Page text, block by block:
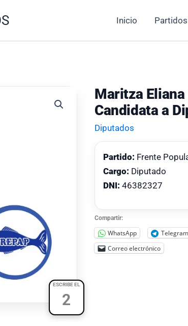
Inicio
ESCRIBE EL
2
Maritza
Candidata a
Diputados
Partido: Frente
Cargo: Diputado
DNI: 46382327
Compartir:
WhatsApp
Telegram
Correo electrónico